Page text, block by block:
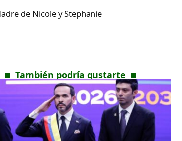
de Nicole y Stephanie
También podría gustarte